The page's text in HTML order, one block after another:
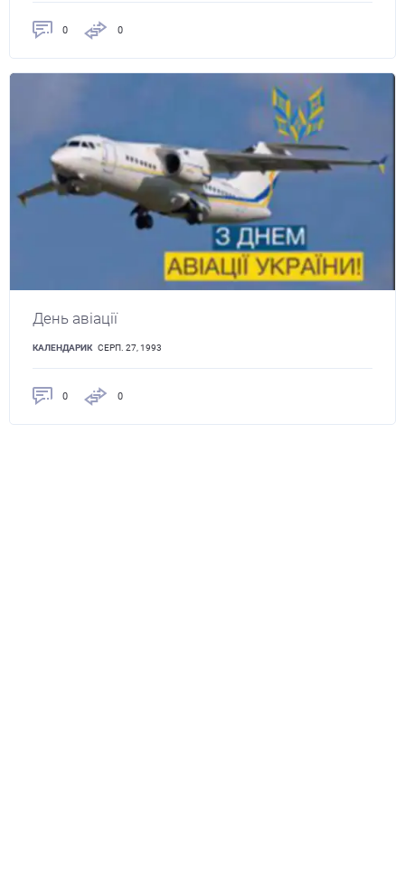
0 0
День авіації
КАЛЕНДАРИК СЕРП. 27, 1993
0 0